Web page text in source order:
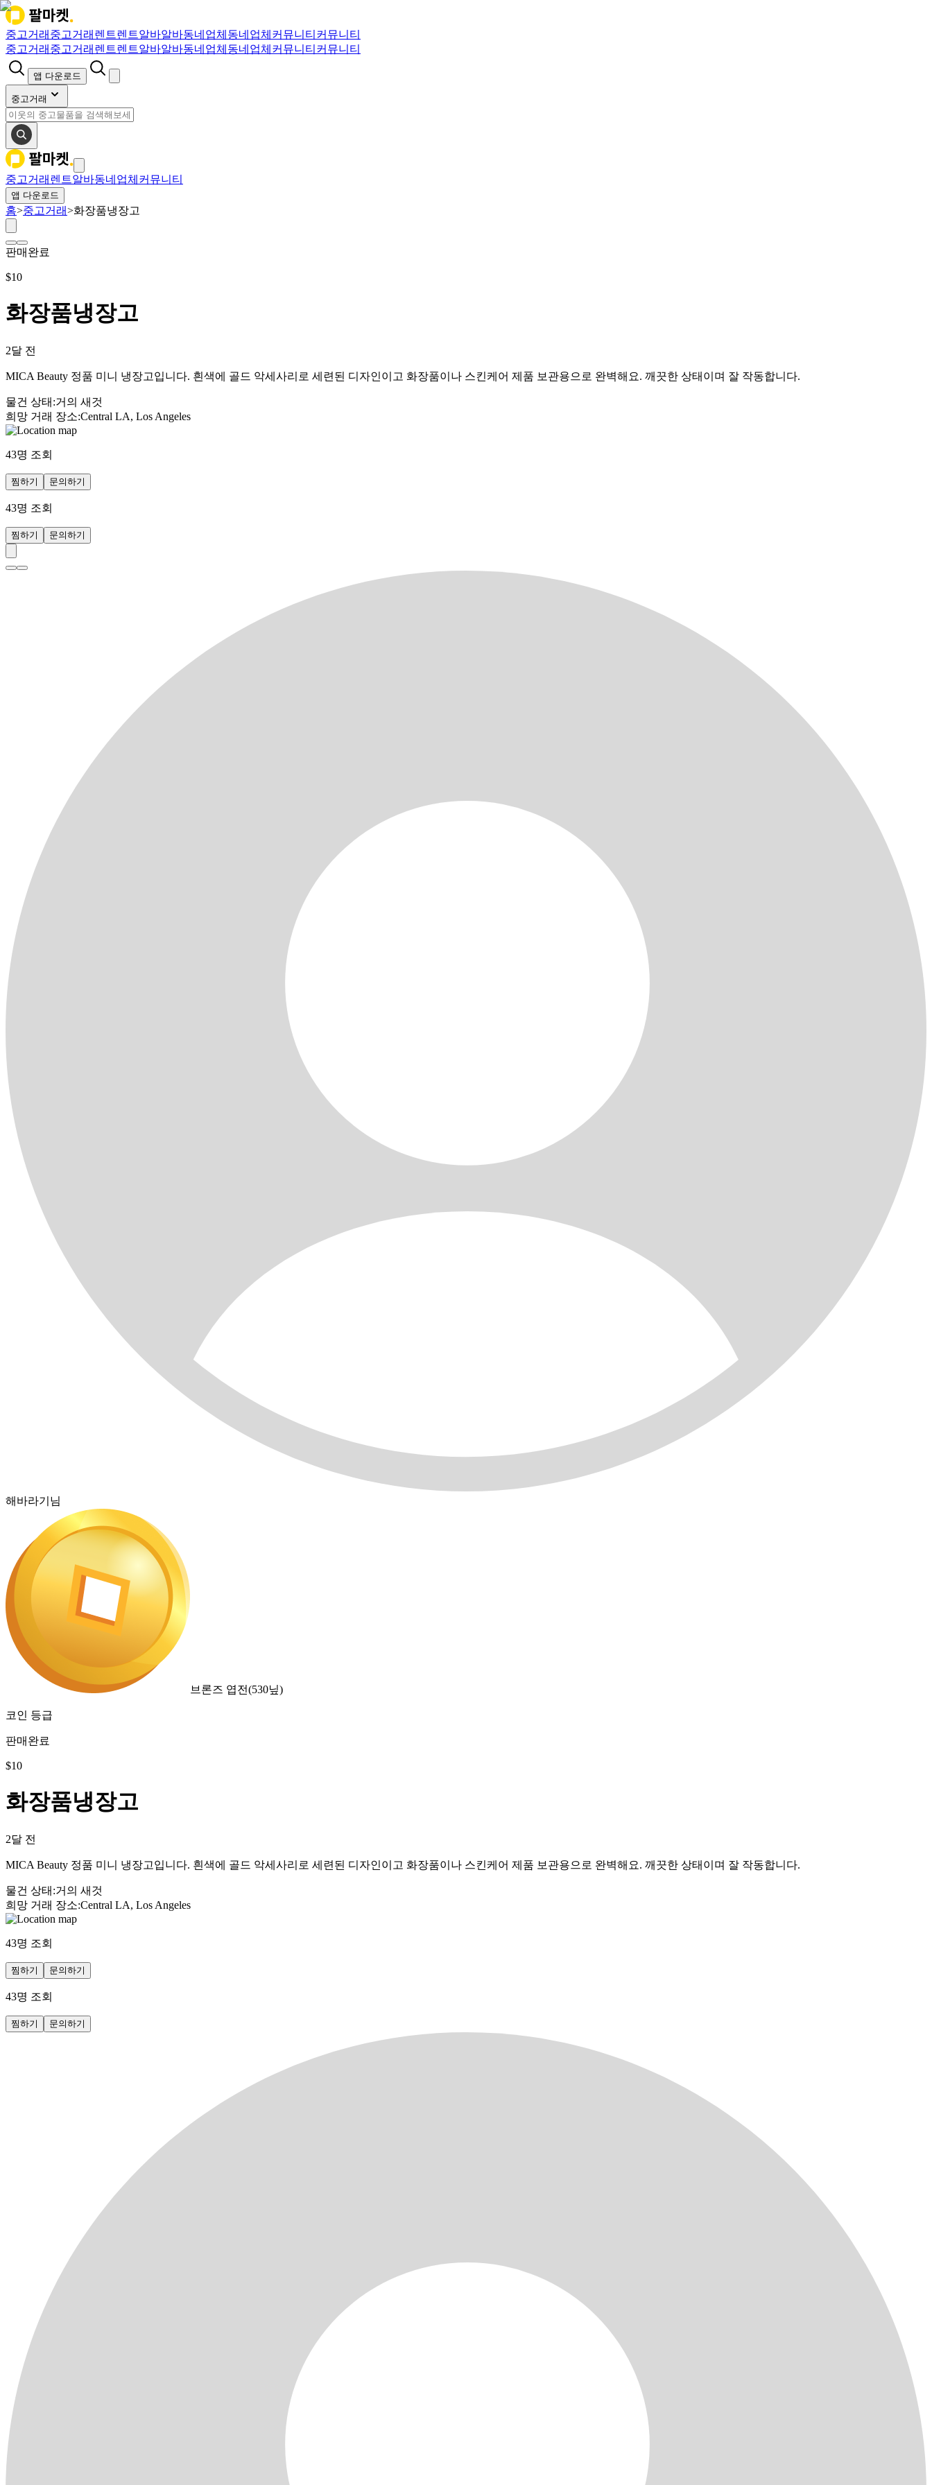
중고거래 중고거래 렌트렌트알바알바동네업체 동네업체 커뮤니티 커뮤니티
중고거래 중고거래 렌트렌트알바알바동네업체 동네업체 커뮤니티 커뮤니티
앱 다운로드
중고거래
중고거래 렌트알바동네업체 커뮤니티
앱 다운로드
홈>중고거래>화장품냉장고
판매완료
$10
화장품냉장고
2달 전
MICA Beauty 정품 미니 냉장고입니다. 흰색에 골드 악세사리로 세련된 디자인이고 화장품이나 스킨케어 제품 보관용으로 완벽해요. 깨끗한 상태이며 잘 작동합니다.
물건 상태 :거의 새것
희망 거래 장소:Central LA, Los Angeles
43명 조회
찜하기 문의하기
43명 조회
찜하기 문의하기
해바라기님
브론즈 엽전(530닢)
코인 등급
판매완료
$10
화장품냉장고
2달 전
MICA Beauty 정품 미니 냉장고입니다. 흰색에 골드 악세사리로 세련된 디자인이고 화장품이나 스킨케어 제품 보관용으로 완벽해요. 깨끗한 상태이며 잘 작동합니다.
물건 상태 :거의 새것
희망 거래 장소:Central LA, Los Angeles
43명 조회
찜하기 문의하기
43명 조회
찜하기 문의하기